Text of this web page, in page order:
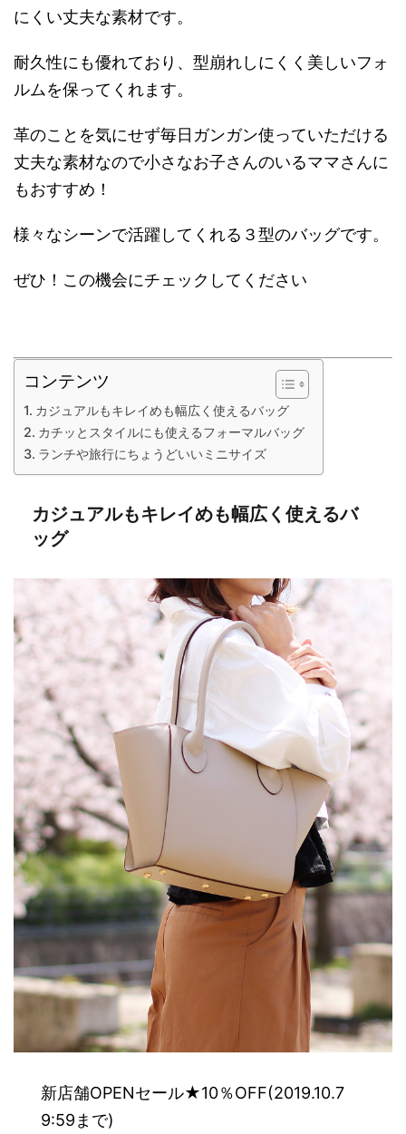
にくい丈夫な素材です。
耐久性にも優れており、型崩れしにくく美しいフォ
ルムを保ってくれます。
革のことを気にせず毎日ガンガン使っていただける
丈夫な素材なので小さなお子さんのいるママさんに
もおすすめ！
様々なシーンで活躍してくれる３型のバッグです。
ぜひ！この機会にチェックしてください
コンテンツ
カジュアルもキレイめも幅広く使えるバッグ
カチッとスタイルにも使えるフォーマルバッグ
ランチや旅行にちょうどいいミニサイズ
カジュアルもキレイめも幅広く使えるバ
ッグ
新店舗OPENセール★10％OFF(2019.10.7
9:59まで)